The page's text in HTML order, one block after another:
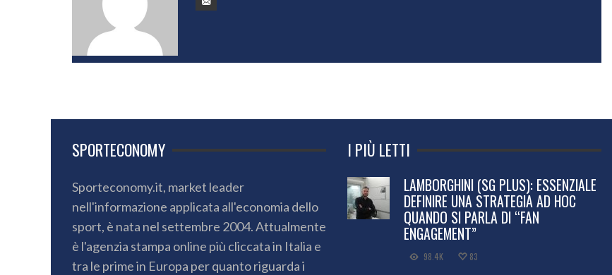
SPORTECONOMY
Sporteconomy.it, market leader
nell'informazione applicata all'economia dello
sport, è nata nel settembre 2004. Attualmente
è l'agenzia stampa online più cliccata in Italia e
tra le prime in Europa per quanto riguarda i
I PIÙ LETTI
LAMBORGHINI (SG PLUS): ESSENZIALE
DEFINIRE UNA STRATEGIA AD HOC
QUANDO SI PARLA DI “FAN
ENGAGEMENT”
98.4K 83